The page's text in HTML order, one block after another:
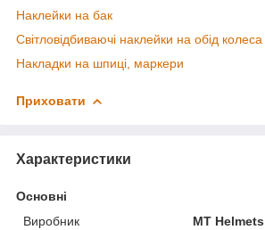
Наклейки на бак
Світловідбиваючі наклейки на обід колеса
Накладки на шпиці, маркери
Приховати
Характеристики
Основні
Виробник
MT Helmets